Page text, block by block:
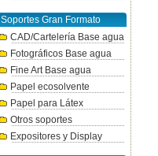
Soportes Gran Formato
CAD/Cartelería Base agua
Fotográficos Base agua
Fine Art Base agua
Papel ecosolvente
Papel para Látex
Otros soportes
Expositores y Display